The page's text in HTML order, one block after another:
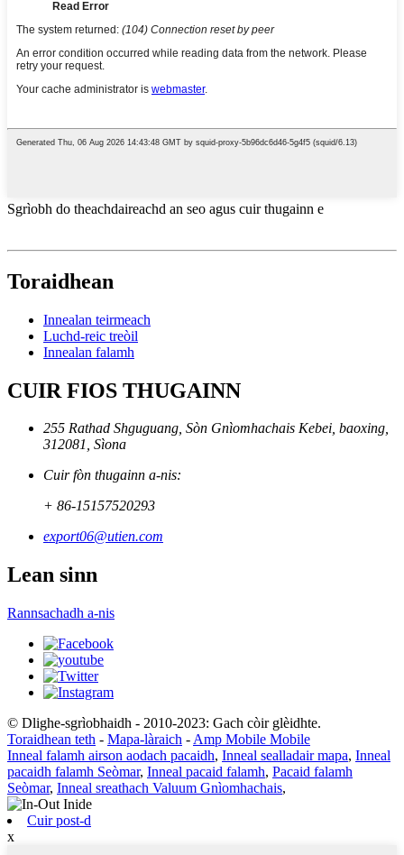
Sgrìobh do theachdaireachd an seo agus cuir thugainn e
Toraidhean
Innealan teirmeach
Luchd-reic treòil
Innealan falamh
CUIR FIOS THUGAINN
255 Rathad Shguguang, Sòn Gnìomhachais Kebei, baoxing,
312081, Sìona
Cuir fòn thugainn a-nis:
+ 86-15157520293
export06@utien.com
Lean sinn
Rannsachadh a-nis
© Dlighe-sgrìobhaidh - 2010-2023: Gach còir glèidhte.
Toraidhean teth - Mapa-làraich - Amp Mobile Mobile
Inneal falamh airson aodach pacaidh, Inneal sealladair mapa, Inneal
pacaidh falamh Seòmar, Inneal pacaid falamh, Pacaid falamh
Seòmar, Inneal sreathach Valuum Gnìomhachais,
Cuir post-d
x